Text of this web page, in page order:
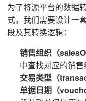
为了将源平台的数据
式，我们需要设计一
段及其转换逻辑：
销售组织（
中查找对应的销售
交易类型（
单据日期（